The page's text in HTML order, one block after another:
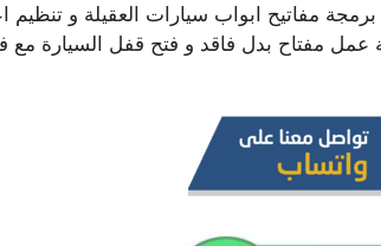
مفاتيح ابواب سيارات العقيلة و
عمل مفتاح بدل فاقد و فتح قفل السيارة مع